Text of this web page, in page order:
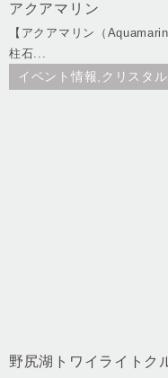
アクアマリン
【アクアマリン（
柱石...
イベント情報,クリスタ
野尻湖トワイライトク